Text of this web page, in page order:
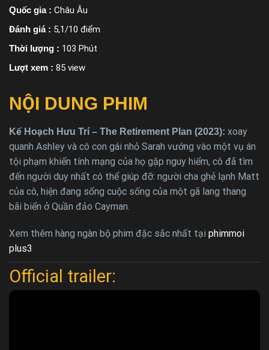
Quốc gia : Châu Âu
Đánh giá : 5,1/10 điểm
Thời lượng : 103 Phút
Lượt xem : 85 view
NỘI DUNG PHIM
Kế Hoạch Hưu Trí – The Retirement Plan (2023): xoay
quanh Ashley và cô con gái nhỏ Sarah vướng vào một vụ án
tội phạm khiến tính mạng của họ gặp nguy hiểm, cô đã tìm
đến người duy nhất có thể giúp đỡ: người cha ghẻ lạnh Matt
của cô, hiện đang sống cuộc sống của một gã lang thang
bãi biển ở Quần đảo Cayman.
Xem thêm hàng ngàn bộ phim đặc sắc nhất tại phimmoi
plus3
Official trailer: